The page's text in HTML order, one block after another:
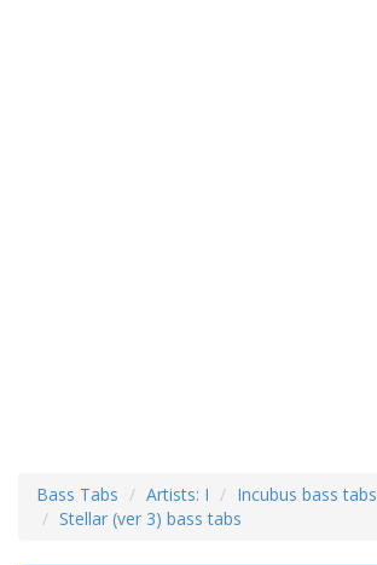
Bass Tabs Artists: I
Incubus bass tabs
Stellar (ver 3) bass tabs